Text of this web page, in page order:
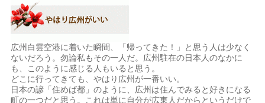
広州白雲空港に着いた瞬間、「帰ってきた！」と思う人は少なく
ないだろう。勿論私もその一人だ。広州駐在の日本人のなかに
も、このように感じる人もいると思う。
どこに行ってきても、やはり広州が一番いい。
日本の諺「住めば都」のように、広州は住んでみると好きになる
町の一つだと思う。これは単に自分が広東人だからというだけで